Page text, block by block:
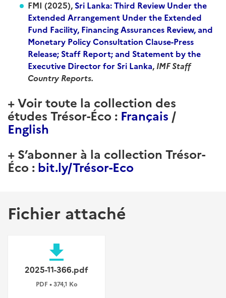
FMI (2025),Sri Lanka: Third Review Under the
Extended Arrangement Under the Extended
Fund Facility, Financing Assurances Review, and
Monetary Policy Consultation Clause-Press
Release; Staff Report; and Statement by the
Executive Director for Sri Lanka, IMF Staff
Country Reports.
+ Voir toute la collection des
études Trésor-Éco : Français /
English
+ S’abonner à la collection Trésor-
Éco : bit.ly/Trésor-Eco
Fichier attaché
file_download
2025-11-366.pdf
PDF • 374,1 Ko